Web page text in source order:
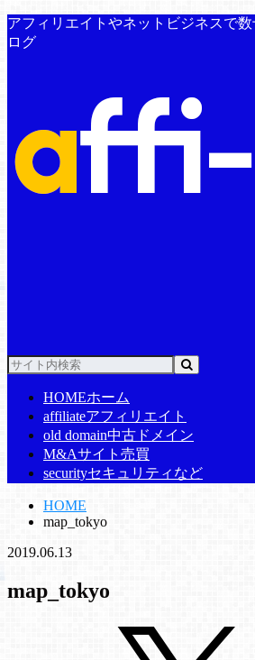
アフィリエイトやネットビジネスで
ログ
HOMEホーム
affiliateアフィリエイト
old domain中古ドメイン
M&Aサイト売買
securityセキュリティなど
HOME
map_tokyo
2019.06.13
map_tokyo